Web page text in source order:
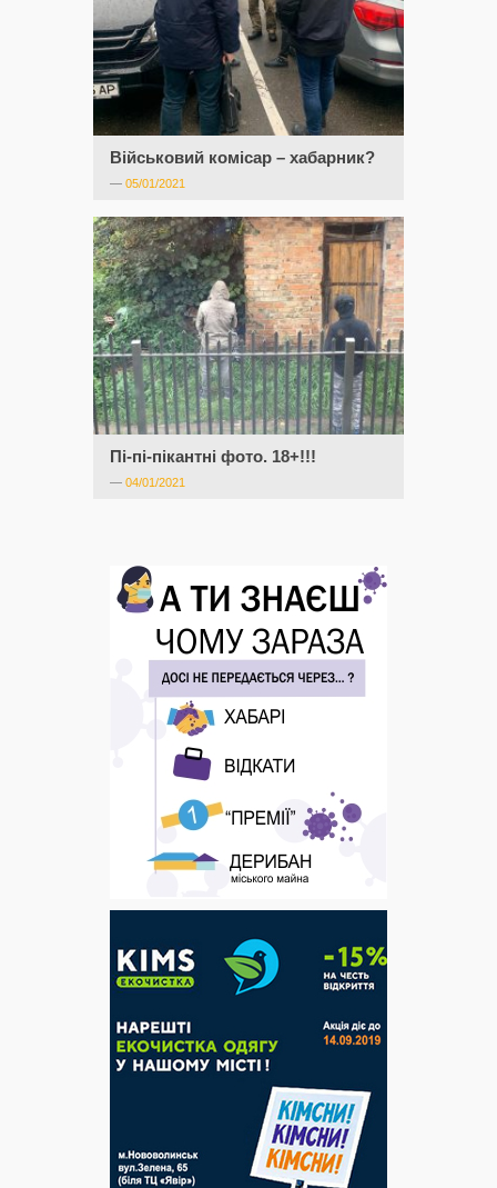
Військовий комісар – хабарник?
— 05/01/2021
Пі-пі-пікантні фото. 18+!!!
— 04/01/2021